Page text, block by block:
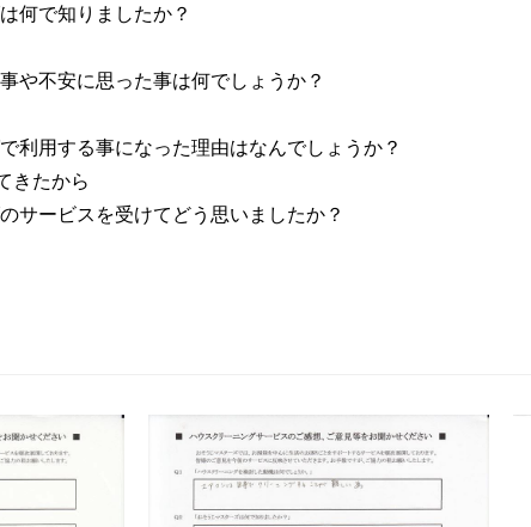
何で知りましたか？
や不安に思った事は何でしょうか？
利用する事になった理由はなんでしょうか？
きたから
サービスを受けてどう思いましたか？